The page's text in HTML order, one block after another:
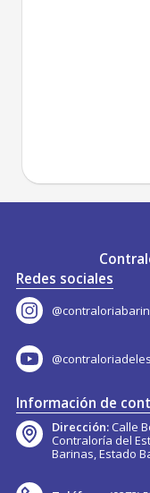
Redes sociales
Información de
Dirección: Calle
Contraloría del
Barinas, Estado